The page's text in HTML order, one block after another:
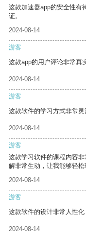
这款加速器app的安全性有
证。
2024-08-14
游客
这款app的用户评论非常真
2024-08-14
游客
这款软件的学习方式非常灵
2024-08-14
游客
这款学习软件的课程内容
解非常生动，让我能够轻松
2024-08-14
游客
这款软件的设计非常人性化
2024-08-14